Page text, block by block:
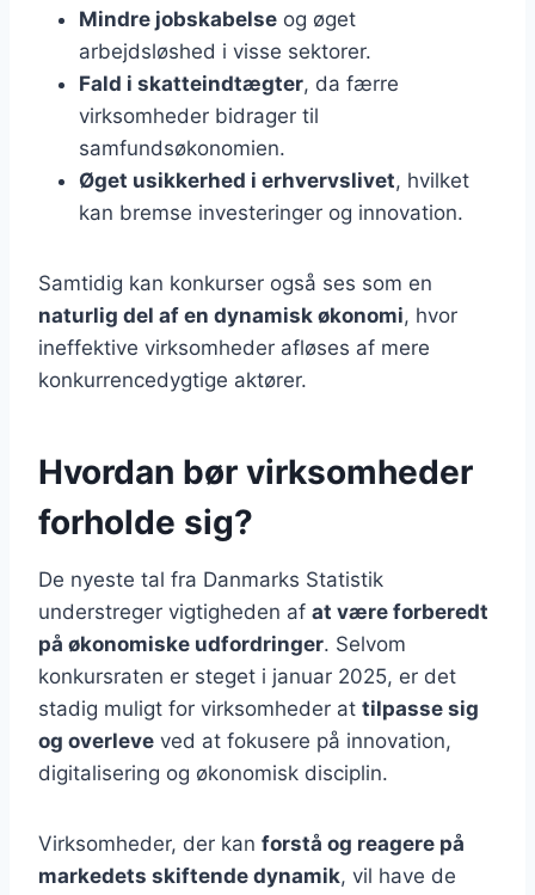
Mindre jobskabelse og øget
arbejdsløshed i visse sektorer.
Fald i skatteindtægter, da færre
virksomheder bidrager til
samfundsøkonomien.
Øget usikkerhed i erhvervslivet, hvilket
kan bremse investeringer og innovation.
Samtidig kan konkurser også ses som en
naturlig del af en dynamisk økonomi, hvor
ineffektive virksomheder afløses af mere
konkurrencedygtige aktører.
Hvordan bør virksomheder
forholde sig?
De nyeste tal fra Danmarks Statistik
understreger vigtigheden af at være forberedt
på økonomiske udfordringer. Selvom
konkursraten er steget i januar 2025, er det
stadig muligt for virksomheder at tilpasse sig
og overleve ved at fokusere på innovation,
digitalisering og økonomisk disciplin.
Virksomheder, der kan forstå og reagere på
markedets skiftende dynamik, vil have de